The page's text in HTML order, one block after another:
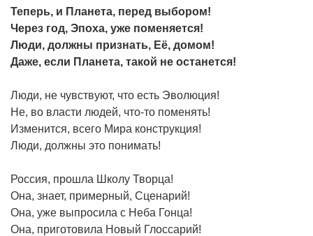
Теперь, и Планета, перед выбором!
Через год, Эпоха, уже поменяется!
Люди, должны признать, Её, домом!
Даже, если Планета, такой не останется!
Люди, не чувствуют, что есть Эволюция!
Не, во власти людей, что-то поменять!
Изменится, всего Мира конструкция!
Люди, должны это понимать!
Россия, прошла Школу Творца!
Она, знает, примерный, Сценарий!
Она, уже выпросила с Неба Гонца!
Она, приготовила Новый Глоссарий!